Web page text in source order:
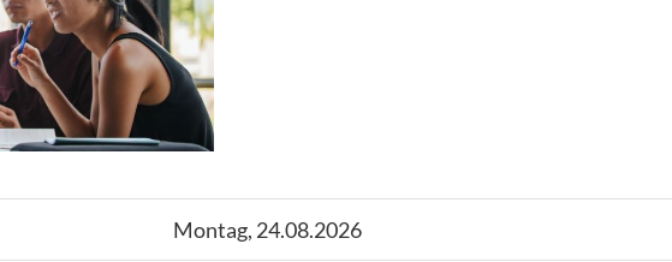
Montag, 24.08.2026